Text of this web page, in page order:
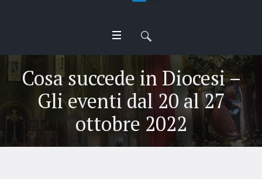
Cosa succede in Diocesi –
Gli eventi dal 20 al 27
ottobre 2022